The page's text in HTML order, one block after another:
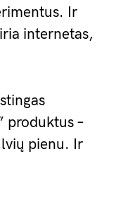
Ir
internetas,
produktus –
pienu. Ir